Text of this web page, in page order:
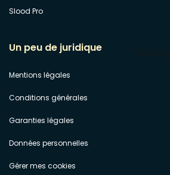
Slood Pro
Un peu de juridique
Mentions légales
Conditions générales
Garanties légales
Données personnelles
Gérer mes cookies